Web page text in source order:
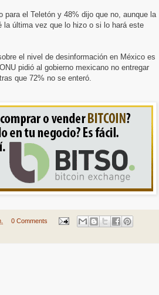
para el Teletón y 48% dijo que no, aunque la
la última vez que lo hizo o si lo hará este
el nivel de desinformación en México es
pidió al gobierno mexicano no entregar
que 72% no se enteró.
0 Comments